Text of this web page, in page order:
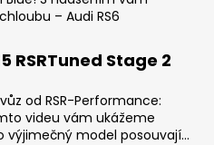
– Audi RS6
RSRTuned Stage 2
od RSR-Performance:
videu vám ukážeme
model posouvají...